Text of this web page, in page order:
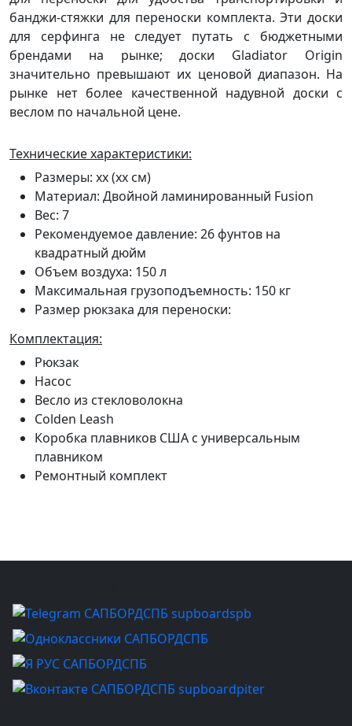
банджи-стяжки для переноски комплекта. Эти доски
для серфинга не следует путать с бюджетными
брендами на рынке; доски Gladiator Origin
значительно превышают их ценовой диапазон. На
рынке нет более качественной надувной доски с
веслом по начальной цене.
Технические характеристики:
Размеры: xx (xx см)
Материал: Двойной ламинированный Fusion
Вес: 7
Рекомендуемое давление: 26 фунтов на
квадратный дюйм
Объем воздуха: 150 л
Максимальная грузоподъемность: 150 кг
Размер рюкзака для переноски:
Комплектация:
Рюкзак
Насос
Весло из стекловолокна
Colden Leash
Коробка плавников США с универсальным
плавником
Ремонтный комплект